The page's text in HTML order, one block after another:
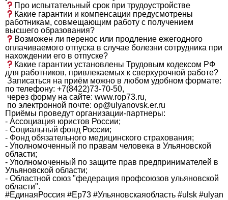
Про испытательный срок при трудоустройстве
Какие гарантии и компенсации предусмотрены
работникам, совмещающим работу с получением
высшего образования?
Возможен ли перенос или продление ежегодного
оплачиваемого отпуска в случае болезни сотрудника при
нахождении его в отпуске?
Какие гарантии установлены Трудовым кодексом РФ
для работников, привлекаемых к сверхурочной работе?
Записаться на приём можно в любом удобном формате:
по телефону: +7(8422)73-70-50,
через форму на сайте: www.rop73.ru,
по электронной почте: op@ulyanovsk.er.ru
Приёмы проведут организации-партнеры:
- Ассоциация юристов России;
- Социальный фонд России;
- Фонд обязательного медицинского страхования;
- Уполномоченный по правам человека в Ульяновской
области;
- Уполномоченный по защите прав предпринимателей в
Ульяновской области;
- Областной союз "федерация профсоюзов ульяновской
области".
#ЕдинаяРоссия #Ер73 #Ульяновскаяобласть #ulsk